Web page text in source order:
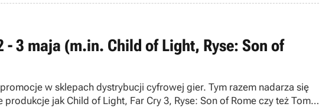
3 maja (m.in. Child of Light, Ryse: Son of
w sklepach dystrybucji cyfrowej gier. Tym razem nadarza się
jak Child of Light, Far Cry 3, Ryse: Son of Rome czy też Tom